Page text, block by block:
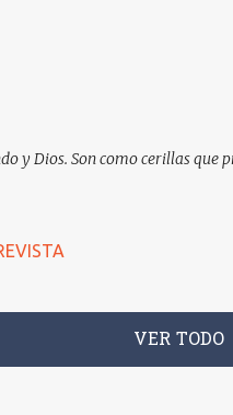
y Dios. Son como cerillas que
VER TODO